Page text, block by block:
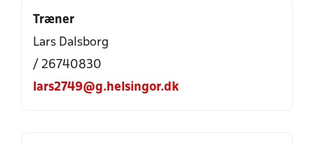
Træner
Lars Dalsborg
/ 26740830
lars2749@g.helsingor.dk